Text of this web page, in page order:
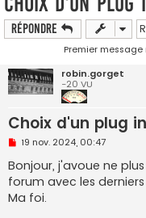
Répondre
Premier message
robin.gorget
-20 VU
Choix d'un plug
M
s
s
a
g
e
19 nov. 2024, 00:47
Bonjour, j'avoue ne
forum avec les
Ma foi.